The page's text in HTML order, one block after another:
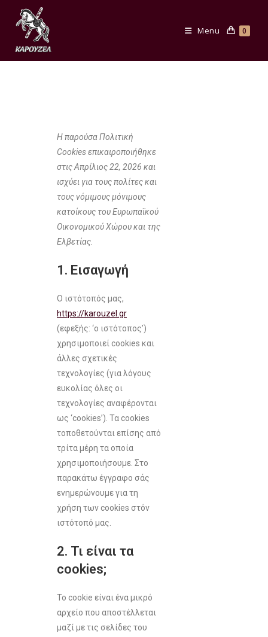
0
Menu
Η παρούσα Πολιτική
Cookies επικαιροποιήθηκε
στις Απρίλιος 22, 2026 και
ισχύει για τους πολίτες και
τους νόμιμους μόνιμους
κατοίκους του Ευρωπαϊκού
Οικονομικού Χώρου και της
Ελβετίας.
1. Εισαγωγή
Ο ιστότοπός μας,
https://karouzel.gr
(εφεξής: ‘ο ιστότοπος’)
χρησιμοποιεί cookies και
άλλες σχετικές
τεχνολογίες (για λόγους
ευκολίας όλες οι
τεχνολογίες αναφέρονται
ως ‘cookies’). Τα cookies
τοποθετούνται επίσης από
τρίτα μέρη τα οποία
χρησιμοποιήσουμε. Στο
παρακάτω έγγραφο σάς
ενημερώνουμε για τη
χρήση των cookies στόν
ιστότοπό μας.
2. Τι είναι τα
cookies;
Το cookie είναι ένα μικρό
αρχείο που αποστέλλεται
μαζί με τις σελίδες του